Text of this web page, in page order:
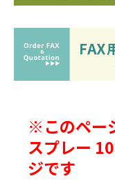
※このペー
スプレー
ジです